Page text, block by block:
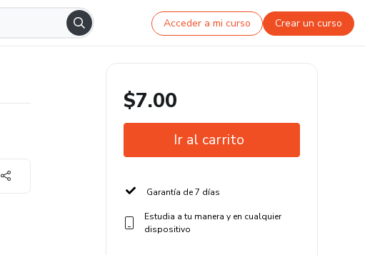
Acceder a mi curso Crear un curso
$7.00
Ir al carrito
Garantía de 7 días
Estudia a tu manera y en cualquier
dispositivo